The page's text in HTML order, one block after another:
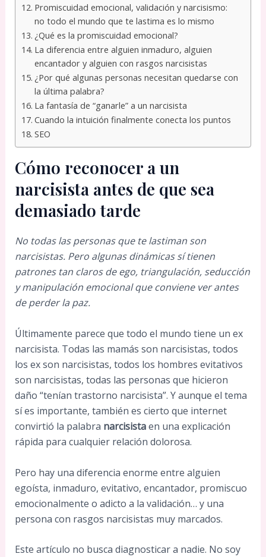
Promiscuidad emocional, validación y narcisismo:
no todo el mundo que te lastima es lo mismo
¿Qué es la promiscuidad emocional?
La diferencia entre alguien inmaduro, alguien
encantador y alguien con rasgos narcisistas
¿Por qué algunas personas necesitan quedarse con
la última palabra?
La fantasía de “ganarle” a un narcisista
Cuando la intuición finalmente conecta los puntos
SEO
Cómo reconocer a un
narcisista antes de que sea
demasiado tarde
No todas las personas que te lastiman son
narcisistas. Pero algunas dinámicas sí tienen
patrones tan claros de ego, triangulación, seducción
y manipulación emocional que conviene ver antes
de perder la paz.
Últimamente parece que todo el mundo tiene un ex
narcisista. Todas las mamás son narcisistas, todos
los ex son narcisistas, todos los hombres evitativos
son narcisistas, todas las personas que hicieron
daño “tenían trastorno narcisista”. Y aunque el tema
sí es importante, también es cierto que internet
convirtió la palabra narcisistaen una explicación
rápida para cualquier relación dolorosa.
Pero hay una diferencia enorme entre alguien
egoísta, inmaduro, evitativo, encantador, promiscuo
emocionalmente o adicto a la validación… y una
persona con rasgos narcisistas muy marcados.
Este artículo no busca diagnosticar a nadie. No soy